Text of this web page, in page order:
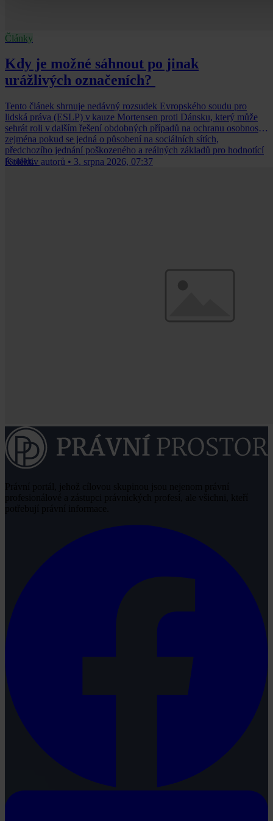
Články
Kdy je možné sáhnout po jinak
urážlivých označeních?
Tento článek shrnuje nedávný rozsudek Evropského soudu pro
lidská práva (ESLP) v kauze Mortensen proti Dánsku, který může
sehrát roli v dalším řešení obdobných případů na ochranu osobnosti,
zejména pokud se jedná o působení na sociálních sítích,
předchozího jednání poškozeného a reálných základů pro hodnotící
úsudek.
Kolektiv autorů • 3. srpna 2026, 07:37